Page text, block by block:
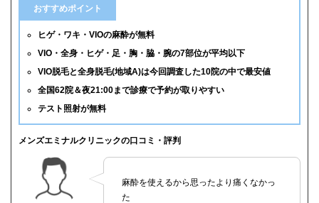
おすすめポイント
ヒゲ・ワキ・VIOの麻酔が無料
VIO・全身・ヒゲ・足・胸・脇・腕の7部位が平均以下
VIO脱毛と全身脱毛(地域A)は今回調査した10院の中で最安値
全国62院＆夜21:00まで診療で予約が取りやすい
テスト照射が無料
メンズエミナルクリニックの口コミ・評判
麻酔を使えるから思ったより痛くなかっ
た